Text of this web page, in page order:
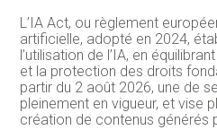
L’IA Act, ou règlement
artificielle, adopté en 2024,
l’utilisation de l’IA, en
et la protection des droits
partir du 2 août 2026, une de
pleinement en vigueur, et vise
création de contenus générés